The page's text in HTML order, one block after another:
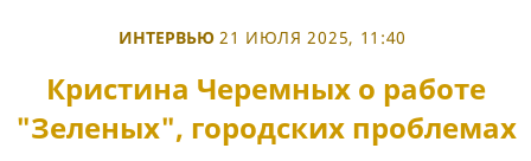
ИНТЕРВЬЮ 21 ИЮЛЯ 2025, 11:40
Кристина Черемных о работе
"Зеленых", городских проблемах